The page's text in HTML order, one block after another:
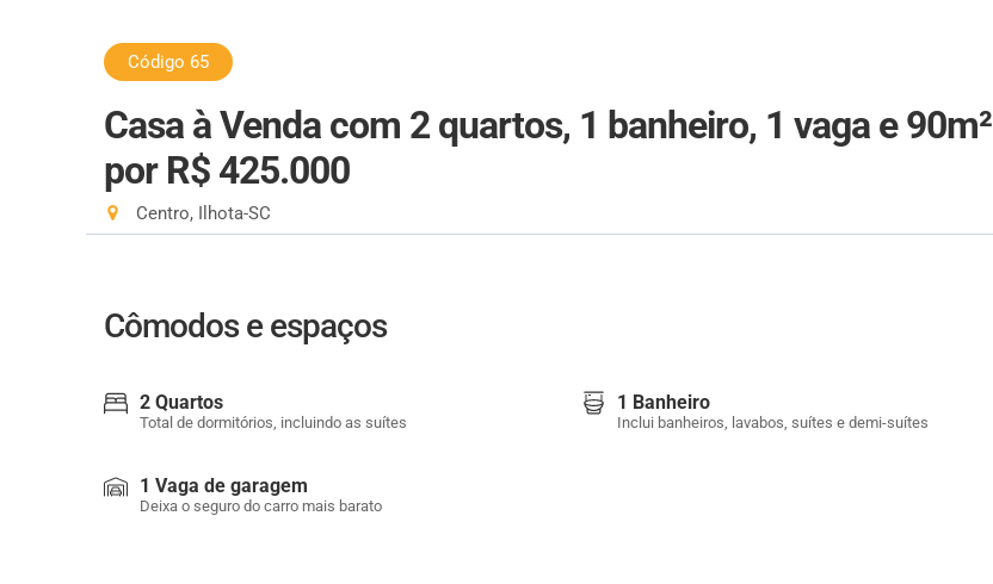
Código 65
Casa à Venda com 2 quartos, 1 banheiro, 1 vaga e 90m²
por R$ 425.000
Centro, Ilhota-SC
Cômodos e espaços
2 Quartos
Total de dormitórios, incluindo as suítes
1 Banheiro
Inclui banheiros, lavabos, suítes e demi-suítes
1 Vaga de garagem
Deixa o seguro do carro mais barato